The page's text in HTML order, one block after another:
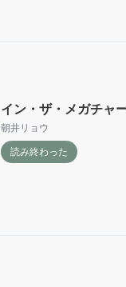
イン・ザ・メガチャ
朝井リョウ
読み終わった